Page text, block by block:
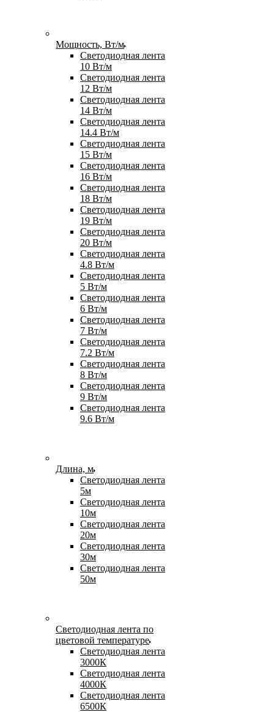
Мощность, Вт/м
Светодиодная лента
10 Вт/м
Светодиодная лента
12 Вт/м
Светодиодная лента
14 Вт/м
Светодиодная лента
14.4 Вт/м
Светодиодная лента
15 Вт/м
Светодиодная лента
16 Вт/м
Светодиодная лента
18 Вт/м
Светодиодная лента
19 Вт/м
Светодиодная лента
20 Вт/м
Светодиодная лента
4.8 Вт/м
Светодиодная лента
5 Вт/м
Светодиодная лента
6 Вт/м
Светодиодная лента
7 Вт/м
Светодиодная лента
7.2 Вт/м
Светодиодная лента
8 Вт/м
Светодиодная лента
9 Вт/м
Светодиодная лента
9.6 Вт/м
Длина, м
Светодиодная лента
5м
Светодиодная лента
10м
Светодиодная лента
20м
Светодиодная лента
30м
Светодиодная лента
50м
Светодиодная лента по
цветовой температуре
Светодиодная лента
3000К
Светодиодная лента
4000К
Светодиодная лента
6500К